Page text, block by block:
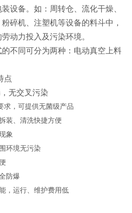
设备。如：周转仓、流化干燥、
碎机、注塑机等设备的料斗中，
动力投入及污染环境。
不同可分为两种：电动真空上料
点
无交叉污染
求，可提供无菌级产品
装、清洗快捷方便
象
环境无污染
防爆
，运行、维护费用低